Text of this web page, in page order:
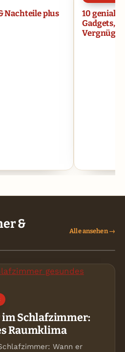
Nachteile plus
10 geniale
Gadgets,
&
Alle ansehen →
Schlafzimmer:
Raumklima
Wann er